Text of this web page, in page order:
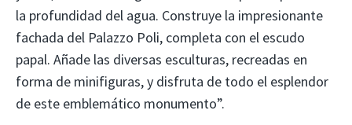
la profundidad del agua. Construye la impresionante
fachada del Palazzo Poli, completa con el escudo
papal. Añade las diversas esculturas, recreadas en
forma de minifiguras, y disfruta de todo el esplendor
de este emblemático monumento”.